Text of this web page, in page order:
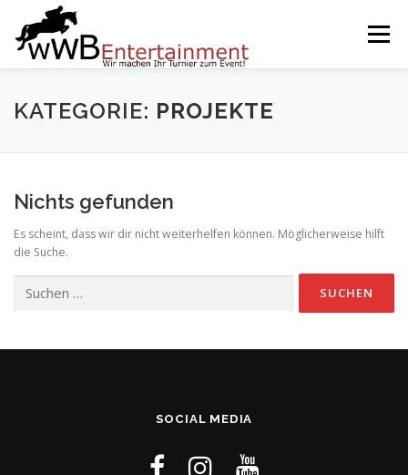
Inhalt
springen
Menü
START SERVICES EVENTS BY WWB
KATEGORIE: PROJEKTE
Nichts gefunden
Es scheint, dass wir dir nicht weiterhelfen können. Möglicherweise hilft
die Suche.
nach:
SOCIAL MEDIA